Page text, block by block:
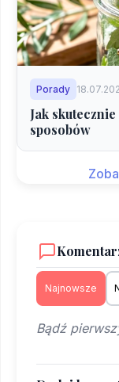
Porady
Jak
sposobów
Najnowsze
Bądź